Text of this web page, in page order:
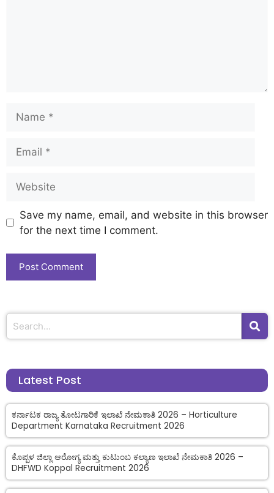
Save my name, email, and website in this browser
for the next time I comment.
Latest Post
ಕರ್ನಾಟಕ ರಾಜ್ಯ ತೋಟಗಾರಿಕೆ ಇಲಾಖೆ ನೇಮಕಾತಿ 2026 – Horticulture
Department Karnataka Recruitment 2026
ಕೊಪ್ಪಳ ಜಿಲ್ಲಾ ಆರೋಗ್ಯ ಮತ್ತು ಕುಟುಂಬ ಕಲ್ಯಾಣ ಇಲಾಖೆ ನೇಮಕಾತಿ 2026 –
DHFWD Koppal Recruitment 2026